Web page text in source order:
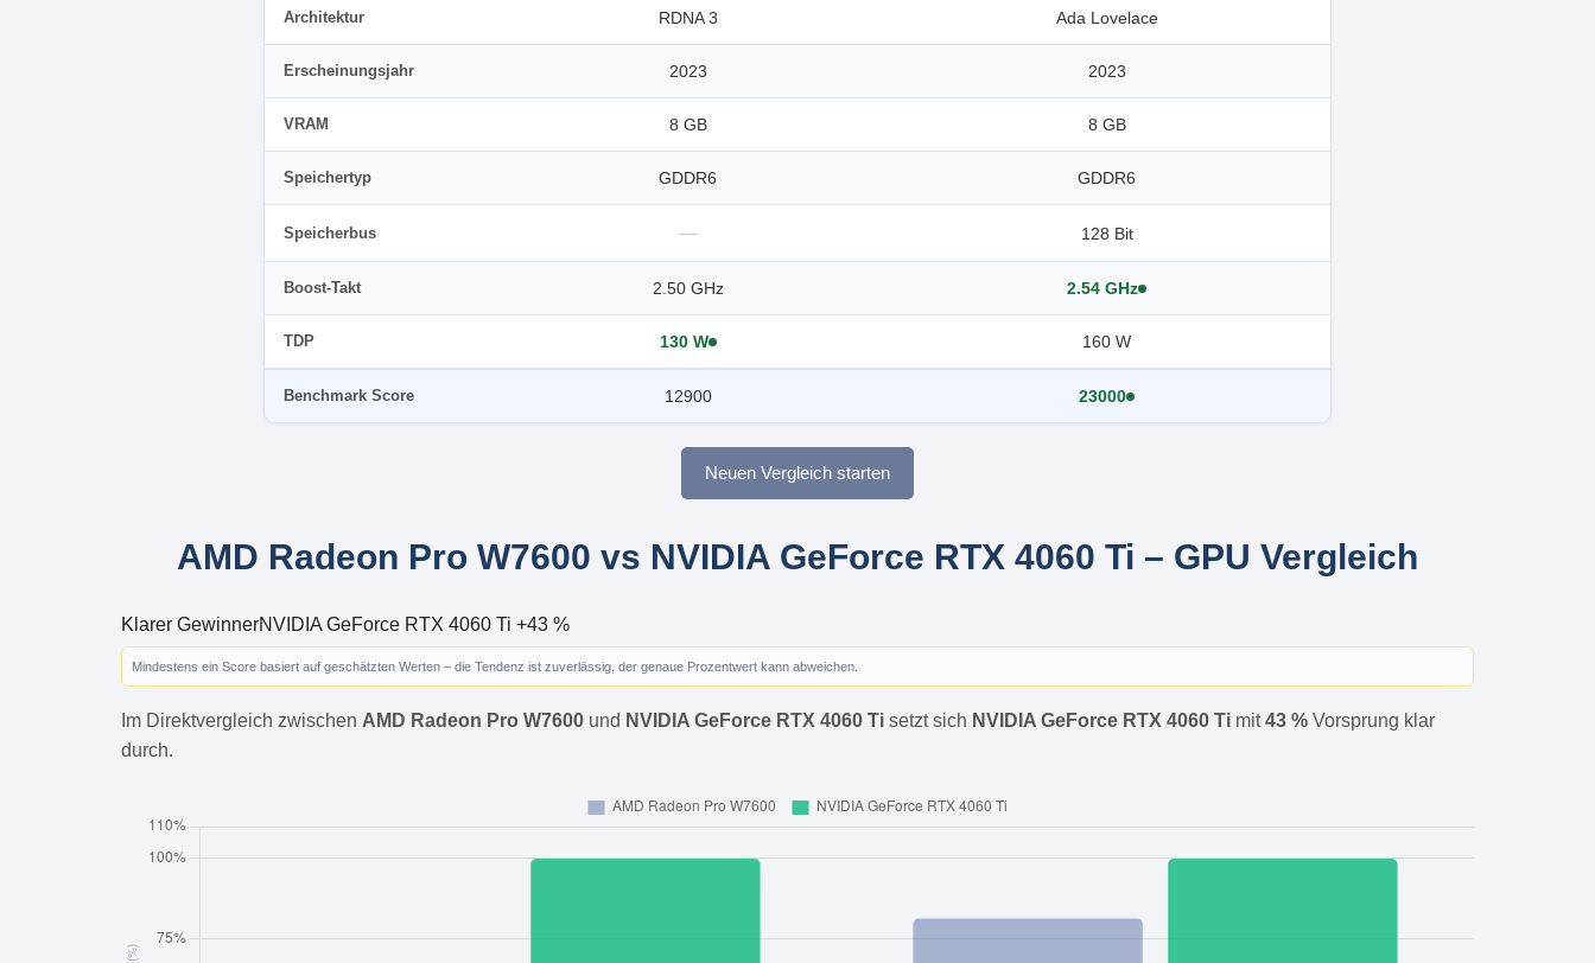
Architektur RDNA 3 Ada Lovelace
Erscheinungsjahr 2023 2023
VRAM 8 GB 8 GB
Speichertyp GDDR6 GDDR6
Speicherbus — 128 Bit
Boost-Takt 2.50 GHz 2.54 GHz
TDP 130 W 160 W
Benchmark Score 12900 23000
Neuen Vergleich starten
AMD Radeon Pro W7600 vs NVIDIA GeForce RTX 4060 Ti – GPU Vergleich
Klarer GewinnerNVIDIA GeForce RTX 4060 Ti +43 %
Mindestens ein Score basiert auf geschätzten Werten – die Tendenz ist zuverlässig, der genaue Prozentwert kann abweichen.
Im Direktvergleich zwischen AMD Radeon Pro W7600 und NVIDIA GeForce RTX 4060 Ti setzt sich NVIDIA GeForce RTX 4060 Ti mit43 % Vorsprung klar
durch.